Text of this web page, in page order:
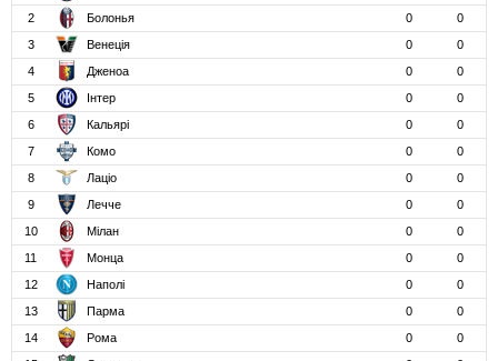
2
Болонья 0
0
3
Венеція 0
0
4
Дженоа 0
0
5
Інтер 0
0
6
Кальярі 0
0
7
Комо 0
0
8
Лаціо 0
0
9
Лечче 0
0
10
Мілан 0
0
11
Монца 0
0
12
Наполі 0
0
13
Парма 0
0
14
Рома 0
0